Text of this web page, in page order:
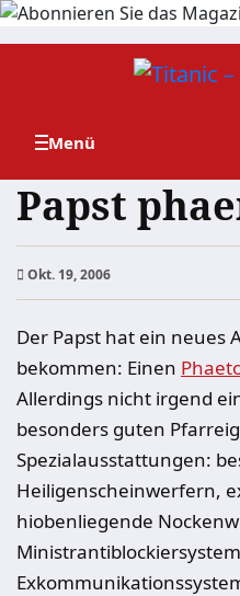
Zum
Papst
Okt. 19, 2006
Der Papst hat ein neues
bekommen: Einen
Allerdings nicht irgend
besonders guten
Spezialausstattungen:
Heiligenscheinwerfern,
hiobenliegende